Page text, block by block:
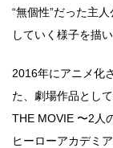
“無個性”だった主
していく様子を描い
2016年にアニメ化
た、劇場作品とし
THE MOVIE 〜2人
ヒーローアカデミ